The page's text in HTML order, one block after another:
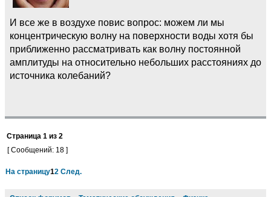
И все же в воздухе повис вопрос: можем ли мы
концентрическую волну на поверхности воды хотя бы
приближенно рассматривать как волну постоянной
амплитуды на относительно небольших расстояниях до
источника колебаний?
Страница 1 из 2
[ Сообщений: 18 ]
На страницу12 След.